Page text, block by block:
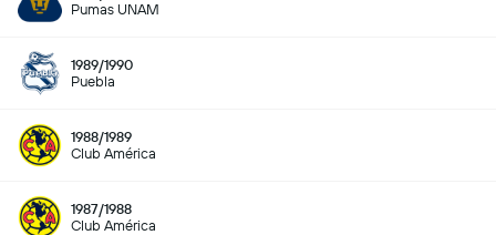
Pumas UNAM
1989/1990
Puebla
1988/1989
Club América
1987/1988
Club América